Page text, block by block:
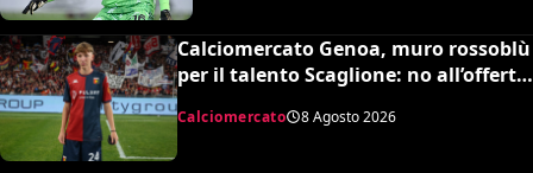
Calciomercato Genoa, muro rossoblù
per il talento Scaglione: no all’offerta
da un milione del Borussia
Dortmund
Calciomercato 8 Agosto 2026